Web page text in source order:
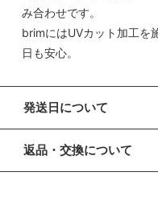
み合わせです。
brimにはUVカット加工を
日も安心。
発送日について
休業期間 2026年8月13日(
返品・交換について